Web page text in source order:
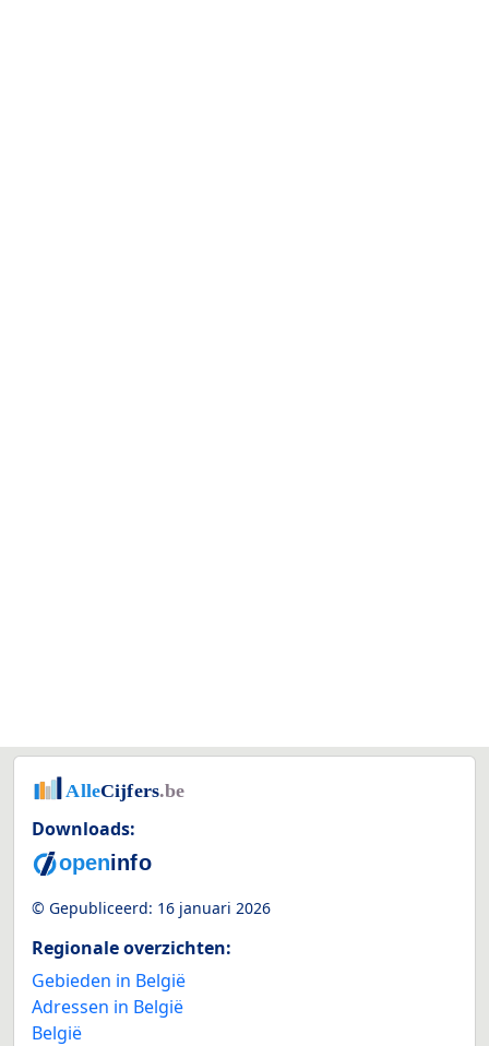
Downloads:
© Gepubliceerd: 16 januari 2026
Regionale overzichten:
Gebieden in België
Adressen in België
België